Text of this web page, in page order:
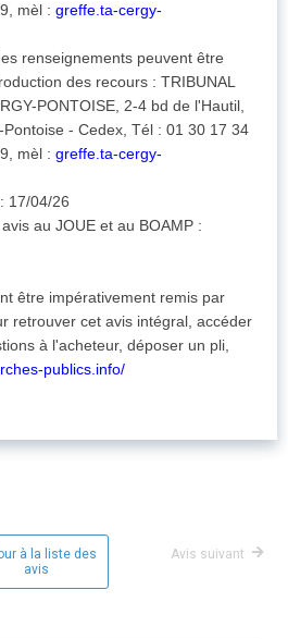
mèl : greffe.ta-cergy-
renseignements peuvent être
des recours : TRIBUNAL
PONTOISE, 2-4 bd de l'Hautil,
- Cedex, Tél : 01 30 17 34
mèl : greffe.ta-cergy-
17/04/26
au JOUE et au BOAMP :
être impérativement remis par
retrouver cet avis intégral, accéder
à l'acheteur, déposer un pli,
publics.info/
à la liste des
avis
Avis suivant